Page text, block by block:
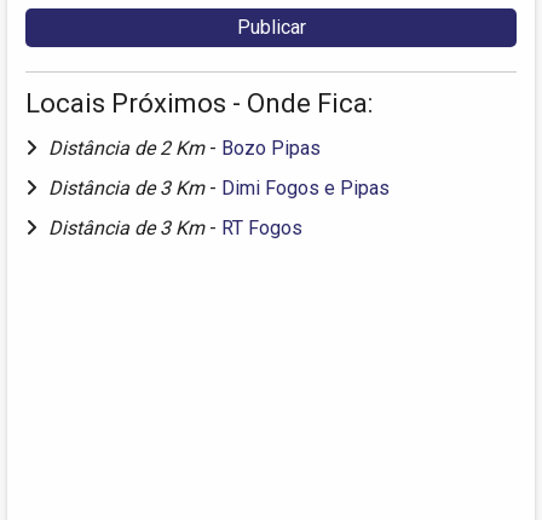
Locais Próximos - Onde Fica:
Distância de 2 Km - Bozo Pipas
Distância de 3 Km - Dimi Fogos e Pipas
Distância de 3 Km - RT Fogos